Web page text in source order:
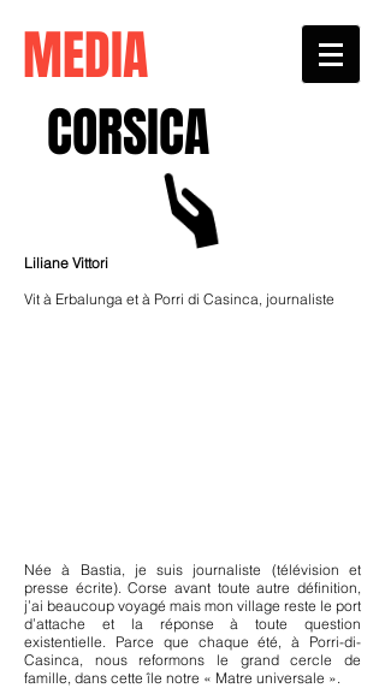
MEDIA
CORSICA
Liliane Vittori
Vit à Erbalunga et à Porri di Casinca, journaliste
Née à Bastia, je suis journaliste (télévision et
presse écrite). Corse avant toute autre définition,
j’ai beaucoup voyagé mais mon village reste le port
d’attache et la réponse à toute question
existentielle. Parce que chaque été, à Porri-di-
Casinca, nous reformons le grand cercle de
famille, dans cette île notre « Matre universale ».